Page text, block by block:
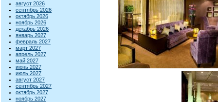
август 2026
сентябрь 2026
октябрь 2026
ноябрь 2026
декабрь 2026
январь 2027
февраль 2027
март 2027
апрель 2027
май 2027
июнь 2027
июль 2027
август 2027
сентябрь 2027
октябрь 2027
ноябрь 2027